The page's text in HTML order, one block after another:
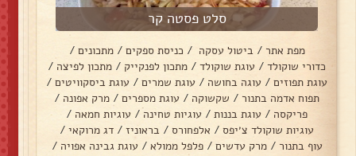
סלט פסטה קר
מפת אתר / ביטול עסקה / כניסת ספקים / מתכונים /
כדורי שוקולד / עוגת שוקולד / מתכון לפנקייק / מתכון לפיצה /
עוגת תפוזים / עוגה בחושה / עוגת שמרים / עוגת ביסקוויטים /
תפוח אדמה בתנור / שקשוקה / עוגת מספרים / מרק אפונה /
פריקסה / עוגת בננות / עוגיות טחינה / עוגיות חמאה /
עוגיות שוקולד צ׳יפס / אלפחורס / בראוניז / דג מרוקאי /
עוף בתנור / מרק עדשים / פלפל ממולא / עוגת גבינה אפויה /